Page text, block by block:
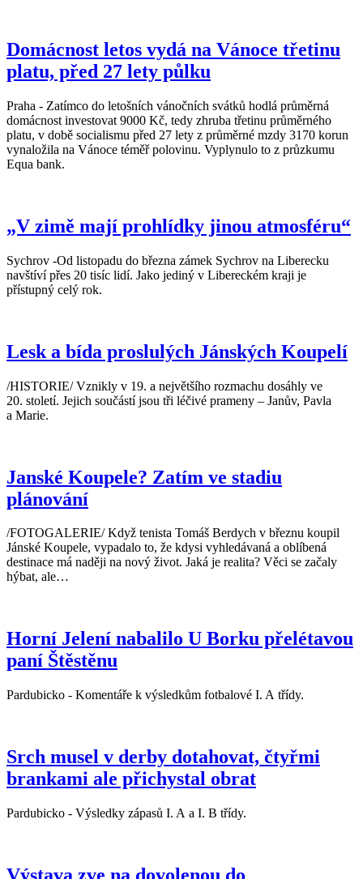
Domácnost letos vydá na Vánoce třetinu
platu, před 27 lety půlku
Praha - Zatímco do letošních vánočních svátků hodlá průměrná
domácnost investovat 9000 Kč, tedy zhruba třetinu průměrného
platu, v době socialismu před 27 lety z průměrné mzdy 3170 korun
vynaložila na Vánoce téměř polovinu. Vyplynulo to z průzkumu
Equa bank.
„V zimě mají prohlídky jinou atmosféru“
Sychrov -Od listopadu do března zámek Sychrov na Liberecku
navštíví přes 20 tisíc lidí. Jako jediný v Libereckém kraji je
přístupný celý rok.
Lesk a bída proslulých Jánských Koupelí
/HISTORIE/ Vznikly v 19. a největšího rozmachu dosáhly ve
20. století. Jejich součástí jsou tři léčivé prameny – Janův, Pavla
a Marie.
Janské Koupele? Zatím ve stadiu
plánování
/FOTOGALERIE/ Když tenista Tomáš Berdych v březnu koupil
Jánské Koupele, vypadalo to, že kdysi vyhledávaná a oblíbená
destinace má naději na nový život. Jaká je realita? Věci se začaly
hýbat, ale…
Horní Jelení nabalilo U Borku přelétavou
paní Štěstěnu
Pardubicko - Komentáře k výsledkům fotbalové I. A třídy.
Srch musel v derby dotahovat, čtyřmi
brankami ale přichystal obrat
Pardubicko - Výsledky zápasů I. A a I. B třídy.